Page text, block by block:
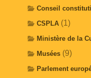
Conseil
CSPLA (1)
Ministère de la
Musées (9)
Parlement